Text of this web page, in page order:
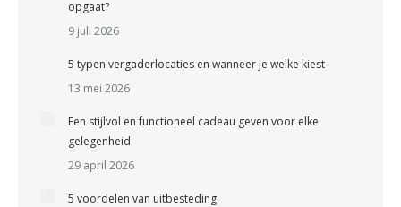
opgaat?
9 juli 2026
5 typen vergaderlocaties en wanneer je welke kiest
13 mei 2026
Een stijlvol en functioneel cadeau geven voor elke
gelegenheid
29 april 2026
5 voordelen van uitbesteding